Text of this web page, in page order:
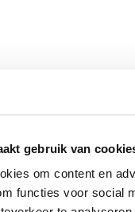
gebruik van
om content en
functies voor social
en accessoires